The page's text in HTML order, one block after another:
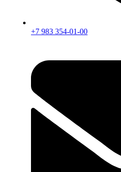
+7 983 354-01-00